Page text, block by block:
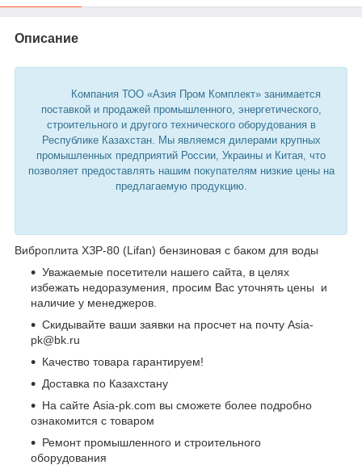
Описание
Компания ТОО «Азия Пром Комплект» занимается
поставкой и продажей промышленного, энергетического,
строительного и другого технического оборудования в
Республике Казахстан. Мы являемся дилерами крупных
промышленных предприятий России, Украины и Китая, что
позволяет предоставлять нашим покупателям низкие цены на
предлагаемую продукцию.
Виброплита ХЗР-80 (Lifan) бензиновая с баком для воды
Уважаемые посетители нашего сайта, в целях
избежать недоразумения, просим Вас уточнять цены и
наличие у менеджеров.
Скидывайте ваши заявки на просчет на почту Asia-
pk@bk.ru
Качество товара гарантируем!
Доставка по Казахстану
На сайте Asia-pk.com вы сможете более подробно
ознакомится с товаром
Ремонт промышленного и строительного
оборудования